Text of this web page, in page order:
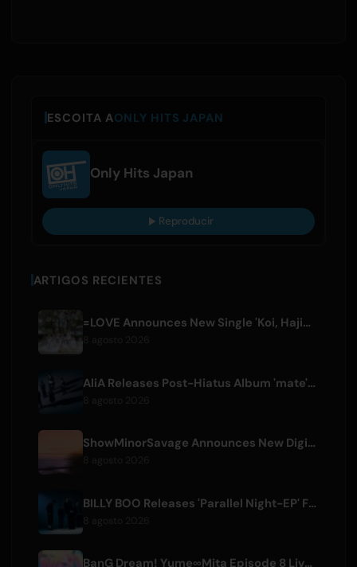
ESCOITA AONLY HITS JAPAN
Only Hits Japan
Reproducir
ARTIGOS RECIENTES
=LOVE Announces New Single 'Koi, Hajimemashita.' and Tokyo Dome Concerts
AliA Releases Post-Hiatus Album 'mate', Announces Tokyo Live
ShowMinorSavage Announces New Digital Single 'Gradation'
BILLY BOO Releases 'Parallel Night-EP' Featuring TV Drama Theme Song
BanG Dream! Yume∞Mita Episode 8 Live Clip Released